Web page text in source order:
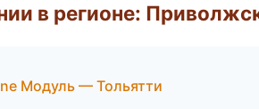
в регионе:
Модуль — Тольятти